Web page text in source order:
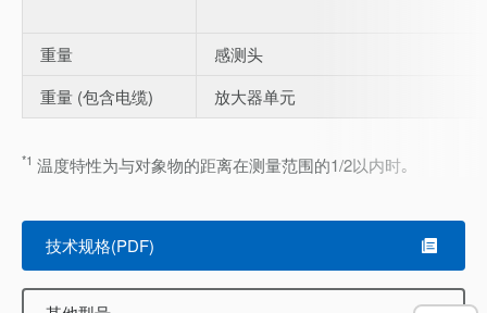
重量
感测头
重量 (包含电缆)
放大器单元
*1 温度特性为与对象物的距离在测量范围的1/2以内时｡
技术规格(PDF)